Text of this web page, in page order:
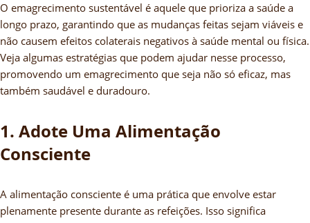
O emagrecimento sustentável é aquele que prioriza a saúde a
longo prazo, garantindo que as mudanças feitas sejam viáveis e
não causem efeitos colaterais negativos à saúde mental ou física.
Veja algumas estratégias que podem ajudar nesse processo,
promovendo um emagrecimento que seja não só eficaz, mas
também saudável e duradouro.
1. Adote Uma Alimentação
Consciente
A alimentação consciente é uma prática que envolve estar
plenamente presente durante as refeições. Isso significa